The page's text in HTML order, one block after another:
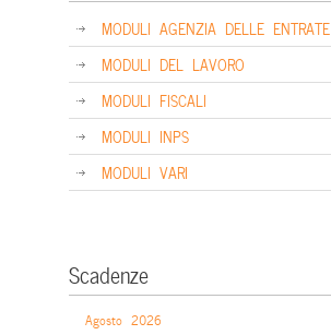
MODULI AGENZIA DELLE ENTRATE
MODULI DEL LAVORO
MODULI FISCALI
MODULI INPS
MODULI VARI
Scadenze
Agosto 2026